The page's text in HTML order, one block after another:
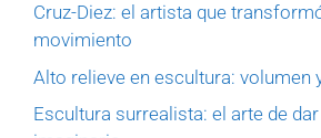
Cruz-Diez: el artista que
movimiento
Alto relieve en escultura: volumen
Escultura surrealista: el arte de